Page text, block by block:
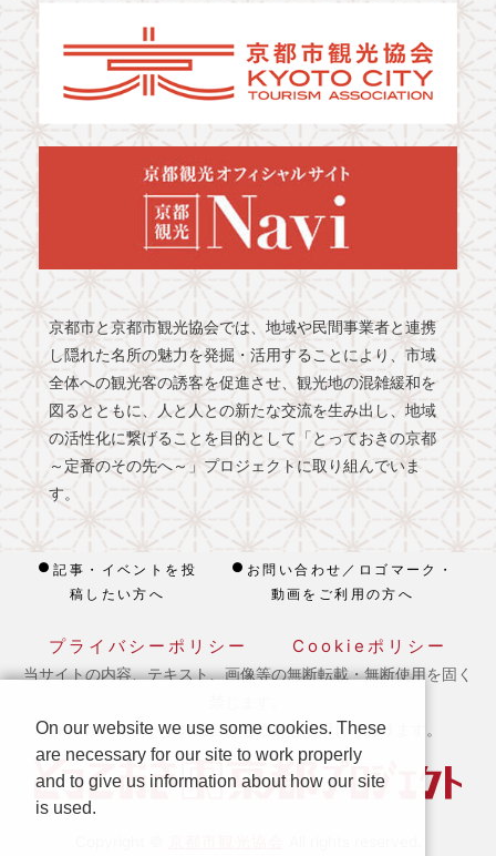
京都市と京都市観光協会では、地域や民間事業者と連携
し隠れた名所の魅力を発掘・活用することにより、市域
全体への観光客の誘客を促進させ、観光地の混雑緩和を
図るとともに、人と人との新たな交流を生み出し、地域
の活性化に繋げることを目的として「とっておきの京都
～定番のその先へ～」プロジェクトに取り組んでいま
す。
記事・イベントを投
稿したい方へ
お問い合わせ／ロゴマーク・
動画をご利用の方へ
プライバシーポリシー Cookieポリシー
当サイトの内容、テキスト、画像等の無断転載・無断使用を固く
※ 本ホームページの運営は宿泊税を活用しております。
On our website we use some cookies. These
are necessary for our site to work properly
and to give us information about how our site
is used.